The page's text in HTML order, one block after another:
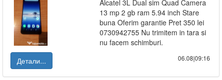
Alcatel 3L Dual sim Quad Camera
13 mp 2 gb ram 5.94 inch Stare
buna Oferim garantie Pret 350 lei
0730942755 Nu trimitem in tara si
nu facem schimburi.
Детали...
06.08|09:16